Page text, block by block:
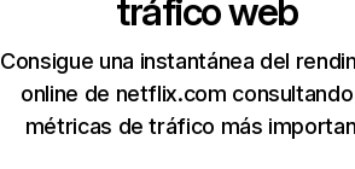
tráfico web
Consigue una instantánea del
online de netflix.com
métricas de tráfico más